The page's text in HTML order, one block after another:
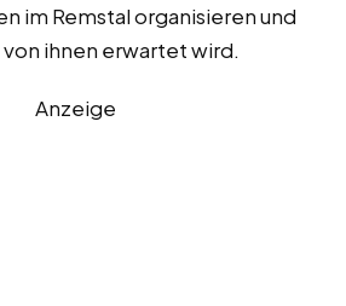
im Remstal organisieren und
ihnen erwartet wird.
Anzeige